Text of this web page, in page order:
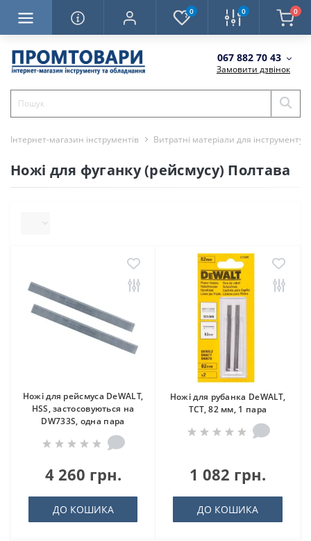
0 0 0
067 882 70 43
Замовити дзвінок
Інтернет-магазин інструментів Витратні матеріали для інструменту
Ножі для фуганку (рейсмусу) Полтава
Ножі для рейсмуса DeWALT,
HSS, застосовуються на
DW733S, одна пара
4 260 грн.
ДО КОШИКА
Ножі для рубанка DeWALT,
ТСТ, 82 мм, 1 пара
1 082 грн.
ДО КОШИКА